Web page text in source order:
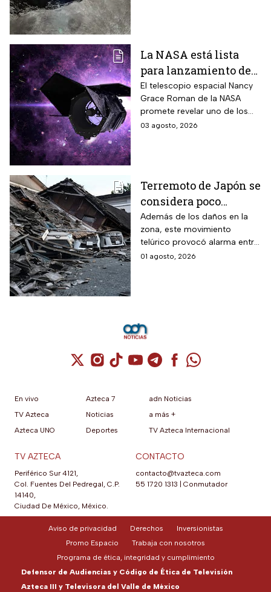
La NASA está lista
para lanzamiento del
telescopio espacial
Nancy Grace Roman
El telescopio espacial Nancy
Grace Roman de la NASA
promete revelar uno de los
misterios más grandes del
03 agosto, 2026
Terremoto de Japón se
considera poco
común; así lo
explican los expertos
Además de los daños en la
zona, este movimiento
telúrico provocó alarma entre
la comunidad científica
01 agosto, 2026
Cuenta de X / Twitter (se abre en una
Cuenta de Instagram (se abre en una
Cuenta de TikTok (se abre en
Cuenta de YouTube (se abre
Cuenta de Telegram (se
Cuenta de
Cuenta de
En vivo
TV Azteca
Azteca UNO
Azteca 7
Noticias
Deportes
adn Noticias
a más +
TV Azteca Internacional
TV AZTECA
Periférico Sur 4121,
Col. Fuentes Del Pedregal, C.P.
14140,
Ciudad De México, México.
CONTACTO
contacto@tvazteca.com
55 1720 1313
Conmutador
Aviso de privacidad Derechos
Inversionistas
Promo Espacio
Trabaja con nosotros
Programa de ética, integridad y cumplimiento
Defensor de Audiencias y Código de Ética de Televisión
Azteca III y Televisora del Valle de México